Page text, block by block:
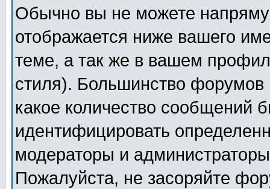
Обычно вы не можете
отображается ниже вашего
теме, а так же в вашем
стиля). Большинство форумов
какое количество сообщений
идентифицировать
модераторы и
Пожалуйста, не засоряйте